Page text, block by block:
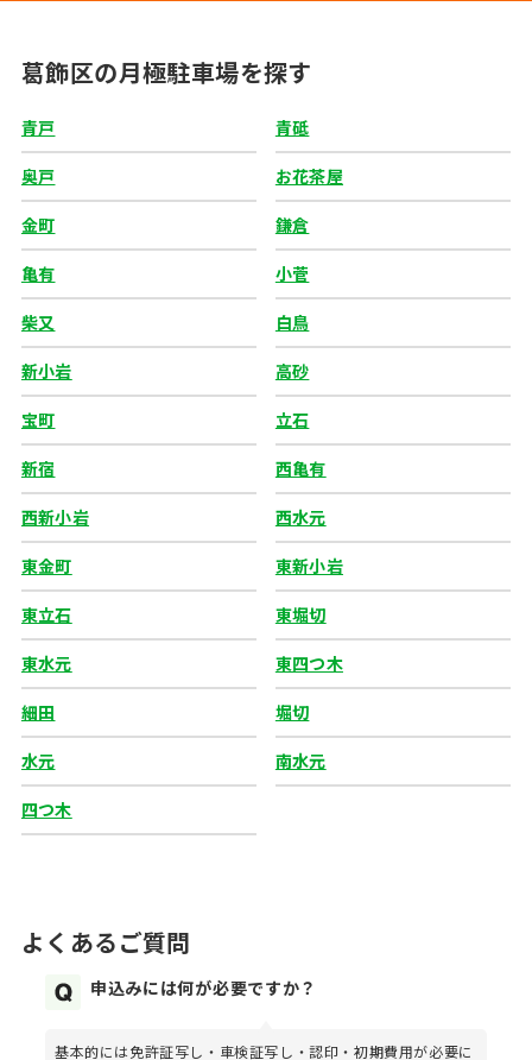
葛飾区の月極駐車場を探す
青戸 青砥
奥戸 お花茶屋
金町 鎌倉
亀有 小菅
柴又 白鳥
新小岩 高砂
宝町 立石
新宿 西亀有
西新小岩 西水元
東金町 東新小岩
東立石 東堀切
東水元 東四つ木
細田 堀切
水元 南水元
四つ木
よくあるご質問
申込みには何が必要ですか？
基本的には免許証写し・車検証写し・認印・初期費用が必要に